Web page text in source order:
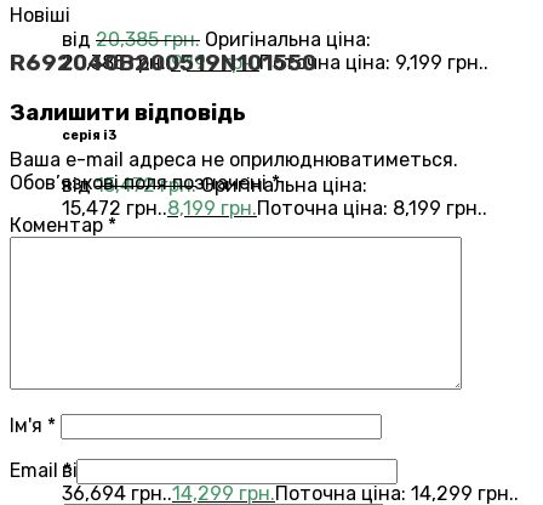
від 20,385грн. Оригінальна ціна:
20,385 грн..9,199 грн.Поточна ціна: 9,199 грн..
серія i3
від15,472грн. Оригінальна ціна:
15,472 грн..8,199 грн.Поточна ціна: 8,199 грн..
від
36,694 грн..14,299 грн.Поточна ціна: 14,299 грн..
Новіші
R692040B200519N101550
Залишити відповідь
Ваша e-mail адреса не оприлюднюватиметься.
Обов’язкові поля позначені*
Коментар *
Ім'я *
Email *